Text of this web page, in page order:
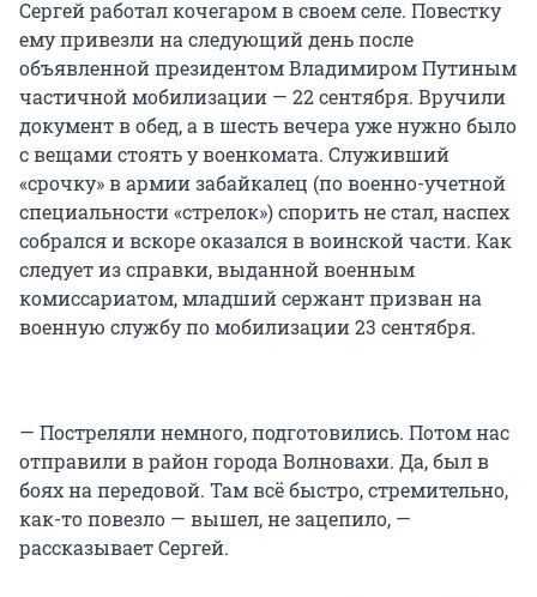
Сергей работал кочегаром в своем селе. Повестку
ему привезли на следующий день после
объявленной президентом Владимиром Путиным
частичной мобилизации — 22 сентября. Вручили
документ в обед, а в шесть вечера уже нужно было
с вещами стоять у военкомата. Служивший
«срочку» в армии забайкалец (по военно-учетной
специальности «стрелок») спорить не стал, наспех
собрался и вскоре оказался в воинской части. Как
следует из справки, выданной военным
комиссариатом, младший сержант призван на
военную службу по мобилизации 23 сентября.
— Постреляли немного, подготовились. Потом нас
отправили в район города Волновахи. Да, был в
боях на передовой. Там всё быстро, стремительно,
как-то повезло — вышел, не зацепило, —
рассказывает Сергей.